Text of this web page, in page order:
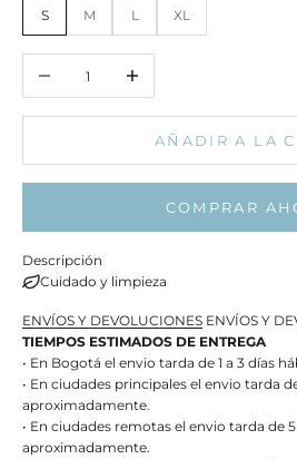
S M L XL
AÑADIR A LA
COMPRAR
Descripción
Cuidado y limpieza
ENVÍOS Y DEVOLUCIONES ENVÍOS Y
TIEMPOS ESTIMADOS DE ENTREGA
• En Bogotá el envio tarda de 1 a 3 días
• En ciudades principales el envio tarda
aproximadamente.
• En ciudades remotas el envio tarda de
aproximadamente.